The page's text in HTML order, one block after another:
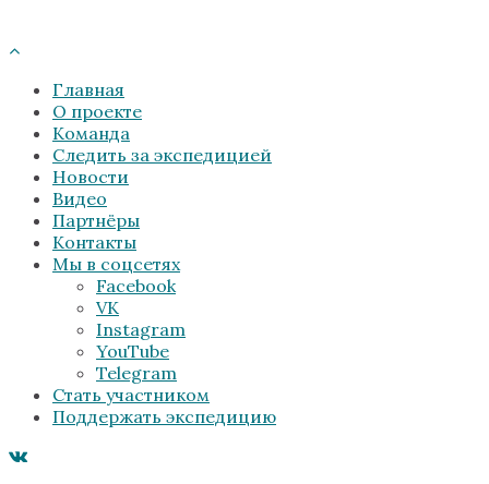
Главная
О проекте
Команда
Следить за экспедицией
Новости
Видео
Партнёры
Контакты
Мы в соцсетях
Facebook
VK
Instagram
YouTube
Telegram
Стать участником
Поддержать экспедицию